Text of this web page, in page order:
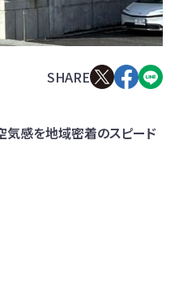
気感を地域密着のスピード